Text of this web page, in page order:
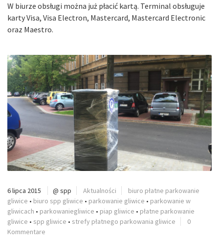
W biurze obsługi można już płacić kartą. Terminal obsługuje
karty Visa, Visa Electron, Mastercard, Mastercard Electronic
oraz Maestro.
6 lipca 2015 @ spp Aktualności
biuro płatne parkowanie
gliwice • biuro spp gliwice • parkowanie gliwice • parkowanie w
gliwicach • parkowaniegliwice • piap gliwice • płatne parkowanie
gliwice • spp gliwice • strefy płatnego parkowania gliwice
0
Kommentare